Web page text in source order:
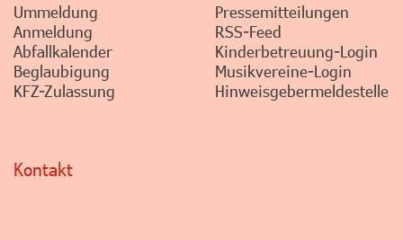
Ummeldung
Anmeldung
Abfallkalender
Beglaubigung
KFZ-Zulassung
Pressemitteilungen
RSS-Feed
Kinderbetreuung-Login
Musikvereine-Login
Hinweisgebermeldestelle
Kontakt